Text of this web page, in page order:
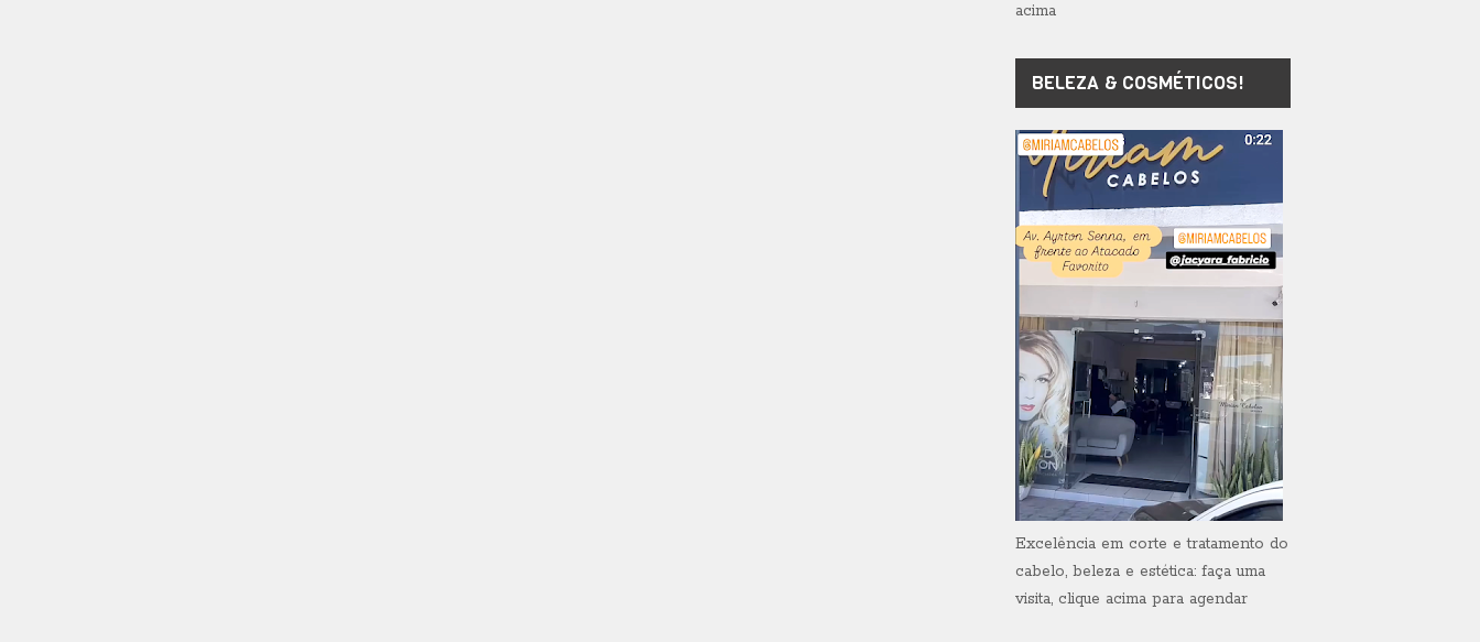
acima
BELEZA & COSMÉTICOS!
Excelência em corte e tratamento do
cabelo, beleza e estética: faça uma
visita, clique acima para agendar